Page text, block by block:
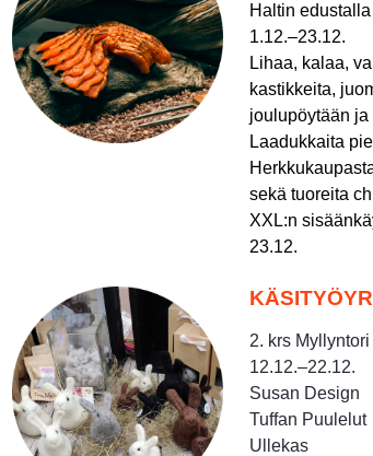
Haltin edustalla
1.12.–23.12.
Lihaa, kalaa,
kastikkeita,
joulupöytään
Laadukkaita
sekä tuoreita
XXL:n
23.12.
2. krs Myllyntori
12.12.–22.12.
​​​​​​​Susan Design
Tuffan Puulelut
Ullekas